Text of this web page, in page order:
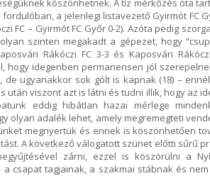
köszönhetnek. A tíz mérkőzés óta
a jelenlegi listavezető Gyirmót FC
FC – Gyirmót FC Győr 0-2). Azóta pedig
szinten megakadt a gépezet, hogy
Rákóczi FC 3-3 és Kaposvári
hogy idegenben permanensen jól
de ugyanakkor sok gólt is kapnak (18) –
után viszont azt is látni és tudni illik, hogy az
eddig hibátlan hazai mérlege
olyan adalék lehet, amely megremegteti
megnyertük és ennek is köszönhetően
A következő válogatott szünet előtti sűrű
zárni, ezzel is köszörülni a
csapat tagjainak, a szakmai stábnak és